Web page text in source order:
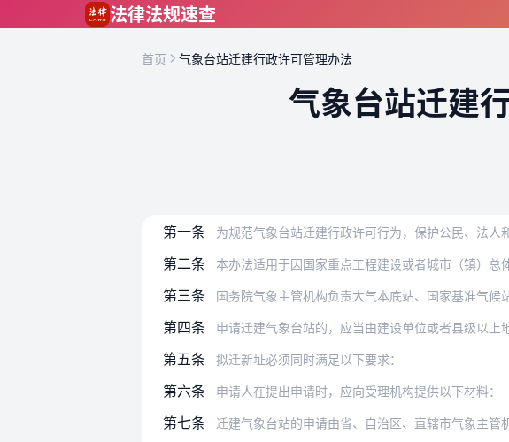
法律法规速查
首页 气象台站迁建行政许可管理办法
气象台站迁建
第一条 为规范气象台站迁建行政许可行为，保护公民、法人和其他组织
第二条 本办法适用于因国家重点工程建设或者城市（镇）总体
第三条 国务院气象主管机构负责大气本底站、国家基准气候站
第四条 申请迁建气象台站的，应当由建设单位或者县级以上
第五条 拟迁新址必须同时满足以下要求：
第六条 申请人在提出申请时，应向受理机构提供以下材料：
第七条 迁建气象台站的申请由省、自治区、直辖市气象主管